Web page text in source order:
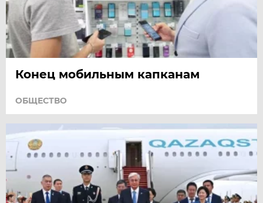
Конец мобильным капканам
ОБЩЕСТВО